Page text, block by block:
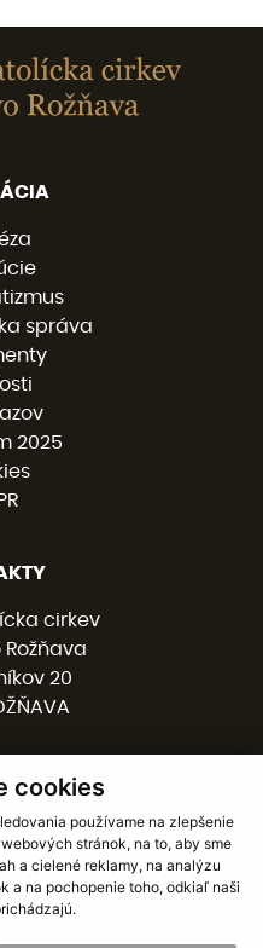
cookies
používame na zlepšenie
stránok, na to, aby sme
a cielené reklamy, na analýzu
a na pochopenie toho, odkiaľ naši
správa
2025
cirkev
20
201
SIETE